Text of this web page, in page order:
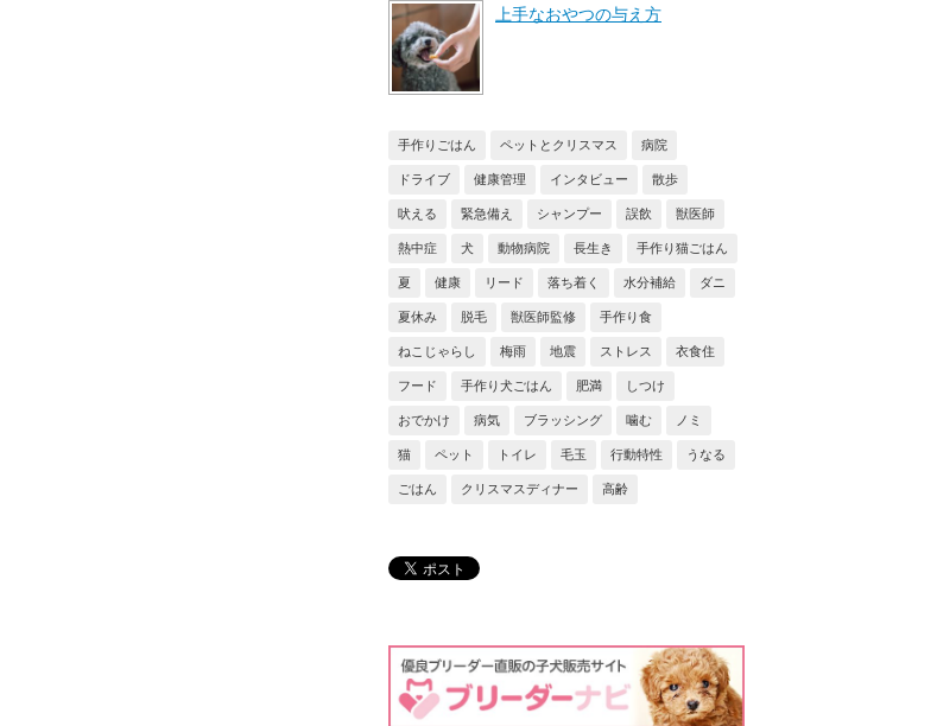
上手なおやつの与え方
手作りごはん ペットとクリスマス 病院
ドライブ 健康管理 インタビュー 散歩
吠える 緊急備え シャンプー 誤飲 獣医師
熱中症 犬 動物病院 長生き 手作り猫ごはん
夏 健康 リード 落ち着く 水分補給 ダニ
夏休み 脱毛 獣医師監修 手作り食
ねこじゃらし 梅雨 地震 ストレス 衣食住
フード 手作り犬ごはん 肥満 しつけ
おでかけ 病気 ブラッシング 噛む ノミ
猫 ペット トイレ 毛玉 行動特性 うなる
ごはん クリスマスディナー 高齢